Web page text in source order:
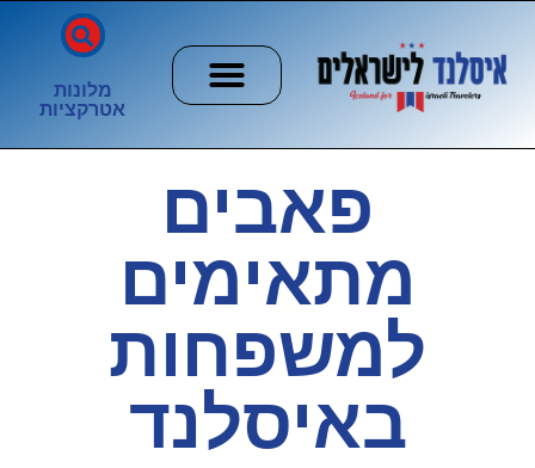
מלונות
אטרקציות
פאבים
מתאימים
למשפחות
באיסלנד